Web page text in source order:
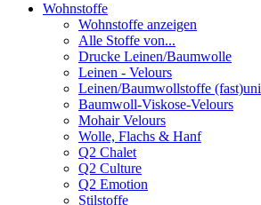
Wohnstoffe
Wohnstoffe anzeigen
Alle Stoffe von...
Drucke Leinen/Baumwolle
Leinen - Velours
Leinen/Baumwollstoffe (fast)uni
Baumwoll-Viskose-Velours
Mohair Velours
Wolle, Flachs & Hanf
Q2 Chalet
Q2 Culture
Q2 Emotion
Stilstoffe